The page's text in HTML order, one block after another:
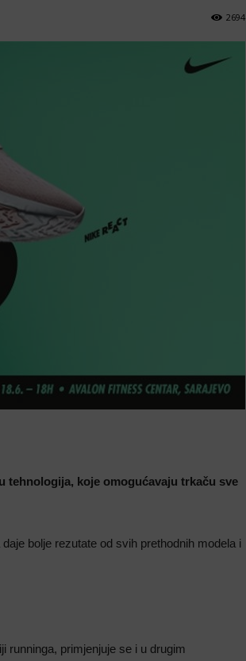
2694
tehnologija, koje omogućavaju trkaču sve
bolje rezutate od svih prethodnih modela i
runninga, primjenjuje se i u drugim